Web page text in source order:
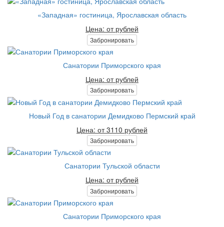
«Западная» гостиница, Ярославская область
Цена: от рублей
Забронировать
Санатории Приморского края
Цена: от рублей
Забронировать
Новый Год в санатории Демидково Пермский край
Цена: от 3110 рублей
Забронировать
Санатории Тульской области
Цена: от рублей
Забронировать
Санатории Приморского края